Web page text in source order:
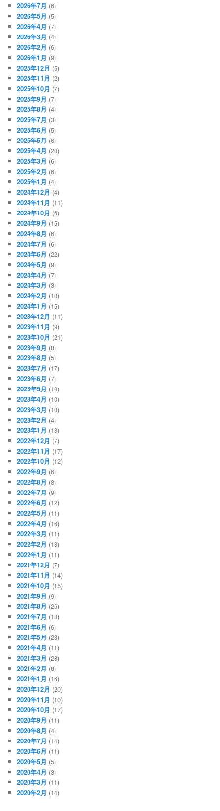
2026年7月 (6)
2026年5月 (5)
2026年4月 (7)
2026年3月 (4)
2026年2月 (6)
2026年1月 (9)
2025年12月 (5)
2025年11月 (2)
2025年10月 (7)
2025年9月 (7)
2025年8月 (4)
2025年7月 (3)
2025年6月 (5)
2025年5月 (6)
2025年4月 (20)
2025年3月 (6)
2025年2月 (6)
2025年1月 (4)
2024年12月 (4)
2024年11月 (11)
2024年10月 (6)
2024年9月 (15)
2024年8月 (6)
2024年7月 (6)
2024年6月 (22)
2024年5月 (9)
2024年4月 (7)
2024年3月 (3)
2024年2月 (10)
2024年1月 (15)
2023年12月 (11)
2023年11月 (9)
2023年10月 (21)
2023年9月 (8)
2023年8月 (5)
2023年7月 (17)
2023年6月 (7)
2023年5月 (10)
2023年4月 (10)
2023年3月 (10)
2023年2月 (4)
2023年1月 (13)
2022年12月 (7)
2022年11月 (17)
2022年10月 (12)
2022年9月 (6)
2022年8月 (8)
2022年7月 (9)
2022年6月 (12)
2022年5月 (11)
2022年4月 (16)
2022年3月 (11)
2022年2月 (13)
2022年1月 (11)
2021年12月 (7)
2021年11月 (14)
2021年10月 (15)
2021年9月 (9)
2021年8月 (26)
2021年7月 (18)
2021年6月 (6)
2021年5月 (23)
2021年4月 (11)
2021年3月 (28)
2021年2月 (8)
2021年1月 (16)
2020年12月 (20)
2020年11月 (10)
2020年10月 (17)
2020年9月 (11)
2020年8月 (4)
2020年7月 (14)
2020年6月 (11)
2020年5月 (5)
2020年4月 (3)
2020年3月 (11)
2020年2月 (14)